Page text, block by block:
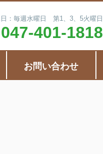
：毎週水曜日 第1、3、5火曜日
047-401-1818
お問い合わせ